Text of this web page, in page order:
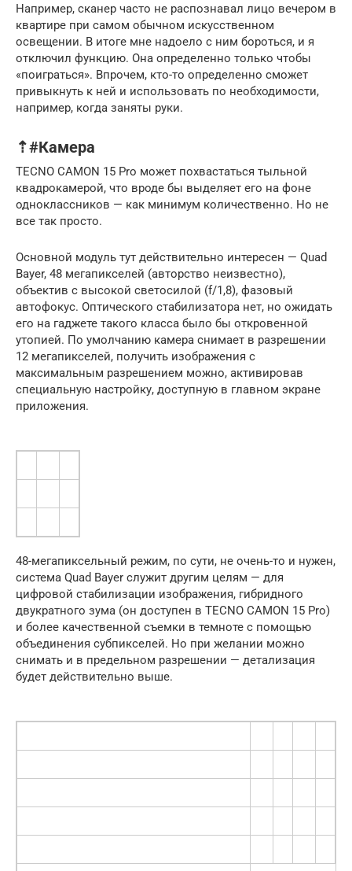
Например, сканер часто не распознавал лицо вечером в
квартире при самом обычном искусственном
освещении. В итоге мне надоело с ним бороться, и я
отключил функцию. Она определенно только чтобы
«поиграться». Впрочем, кто-то определенно сможет
привыкнуть к ней и использовать по необходимости,
например, когда заняты руки.
⇡#Камера
TECNO CAMON 15 Pro может похвастаться тыльной
квадрокамерой, что вроде бы выделяет его на фоне
одноклассников — как минимум количественно. Но не
все так просто.
Основной модуль тут действительно интересен — Quad
Bayer, 48 мегапикселей (авторство неизвестно),
объектив с высокой светосилой (f/1,8), фазовый
автофокус. Оптического стабилизатора нет, но ожидать
его на гаджете такого класса было бы откровенной
утопией. По умолчанию камера снимает в разрешении
12 мегапикселей, получить изображения с
максимальным разрешением можно, активировав
специальную настройку, доступную в главном экране
приложения.
48-мегапиксельный режим, по сути, не очень-то и нужен,
система Quad Bayer служит другим целям — для
цифровой стабилизации изображения, гибридного
двукратного зума (он доступен в TECNO CAMON 15 Pro)
и более качественной съемки в темноте с помощью
объединения субпикселей. Но при желании можно
снимать и в предельном разрешении — детализация
будет действительно выше.